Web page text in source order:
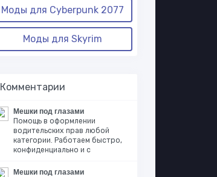
Моды для Cyberpunk 2077
Моды для Skyrim
Комментарии
Мешки под глазами
Помощь в оформлении
водительских прав любой
категории. Работаем быстро,
конфиденциально и с
Мешки под глазами